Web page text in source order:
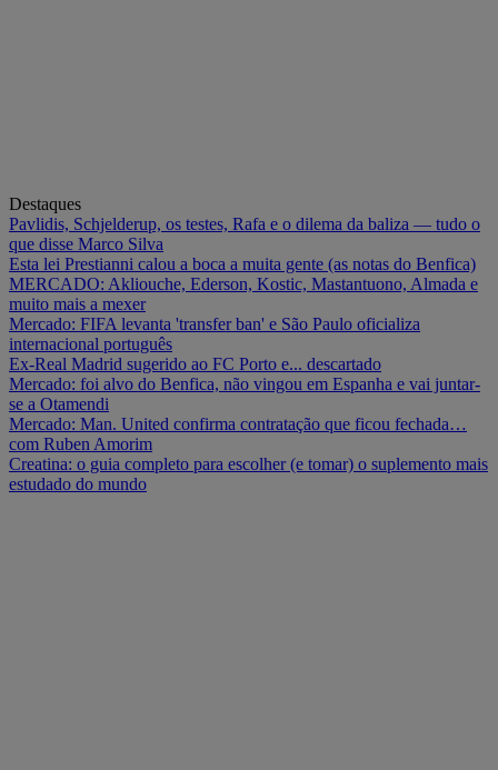
Destaques
Pavlidis, Schjelderup, os testes, Rafa e o dilema da baliza — tudo o
que disse Marco Silva
Esta lei Prestianni calou a boca a muita gente (as notas do Benfica)
MERCADO: Akliouche, Ederson, Kostic, Mastantuono, Almada e
muito mais a mexer
Mercado: FIFA levanta 'transfer ban' e São Paulo oficializa
internacional português
Ex-Real Madrid sugerido ao FC Porto e... descartado
Mercado: foi alvo do Benfica, não vingou em Espanha e vai juntar-
se a Otamendi
Mercado: Man. United confirma contratação que ficou fechada…
com Ruben Amorim
Creatina: o guia completo para escolher (e tomar) o suplemento mais
estudado do mundo